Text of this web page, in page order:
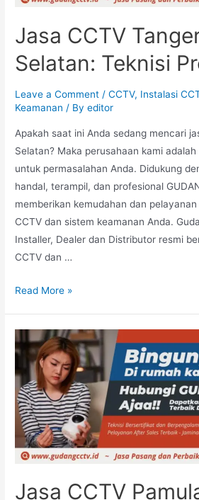
Jasa CCTV
Selatan: Teknisi
Leave a Comment /CCTV, Instalasi
Keamanan / Byeditor
Apakah saat ini Anda sedang mencari
Selatan? Maka perusahaan kami
untuk permasalahan Anda. Didukung
handal, terampil, dan profesional
memberikan kemudahan dan
CCTV dan sistem keamanan Anda.
Installer, Dealer dan Distributor resmi
CCTV dan …
Read More »
Jasa CCTV